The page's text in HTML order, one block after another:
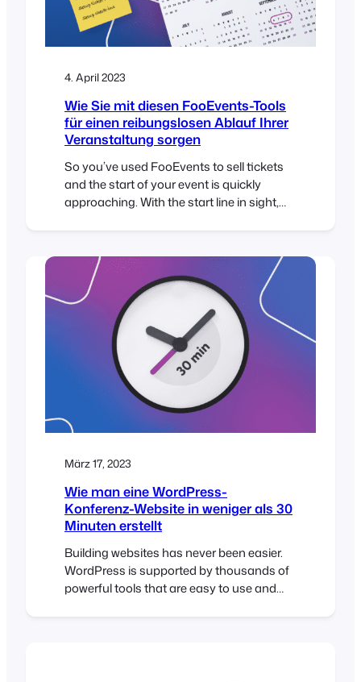
4. April 2023
Wie Sie mit diesen FooEvents-Tools
für einen reibungslosen Ablauf Ihrer
Veranstaltung sorgen
So you’ve used FooEvents to sell tickets
and the start of your event is quickly
approaching. With the start line in sight,
smooth and seamless experience on the
day of the event. In this post, we’ll guide
you through…
März 17, 2023
Wie man eine WordPress-
Konferenz-Website in weniger als 30
Minuten erstellt
Building websites has never been easier.
WordPress is supported by thousands of
powerful tools that are easy to use and